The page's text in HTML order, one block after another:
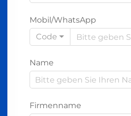
Mobil/WhatsApp
Code
Name
Firmenname